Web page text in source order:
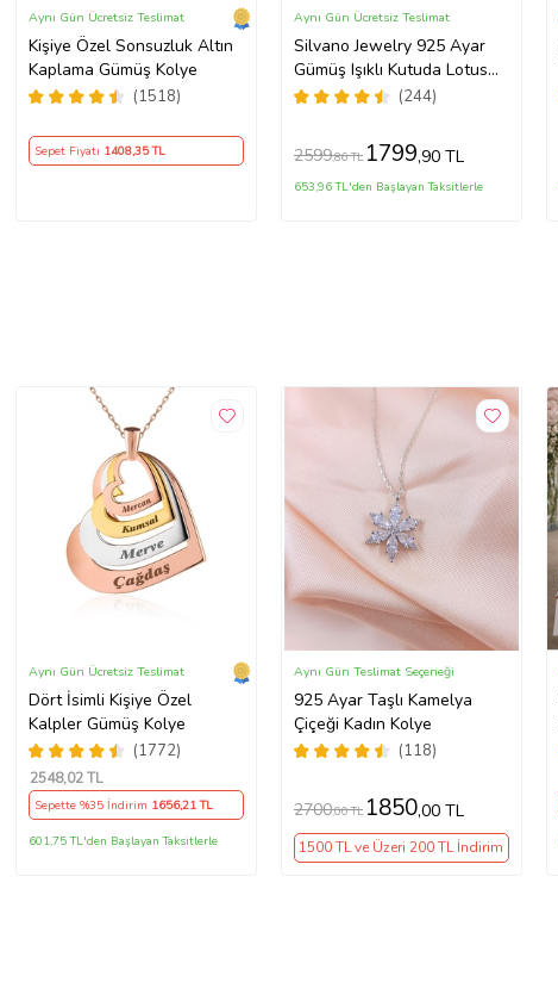
Kişiye Özel Sonsuzluk Altın
Kaplama Gümüş Kolye
(1518)
Aynı Gün Ücretsiz Teslimat
Sepet Fiyatı 1408,35 TL
Silvano Jewelry 925 Ayar
Gümüş Işıklı Kutuda Lotus
Kolye
(244)
Aynı Gün Ücretsiz Teslimat
2599,86 TL 1799,90 TL
653,96 TL'den Başlayan Taksitlerle
Dört İsimli Kişiye Özel
Kalpler Gümüş Kolye
(1772)
Aynı Gün Ücretsiz Teslimat
2548,02 TL
Sepette %35 İndirim 1656,21 TL
601,75 TL'den Başlayan Taksitlerle
925 Ayar Taşlı Kamelya
Çiçeği Kadın Kolye
(118)
Aynı Gün Teslimat Seçeneği
2700,00 TL 1850,00 TL
1500 TL ve Üzeri 200 TL İndirim